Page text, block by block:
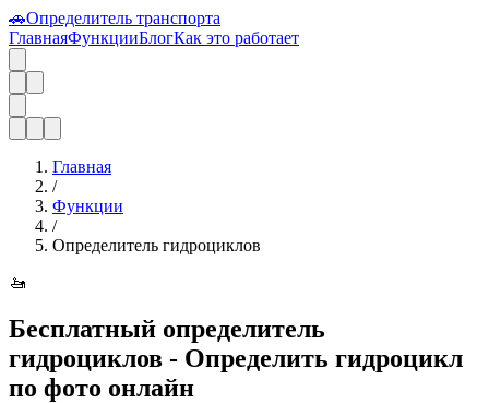
🚗Определитель транспорта
ГлавнаяФункцииБлогКак это работает
Главная
/
Функции
/
Определитель гидроциклов
🚤
Бесплатный определитель
гидроциклов - Определить гидроцикл
по фото онлайн